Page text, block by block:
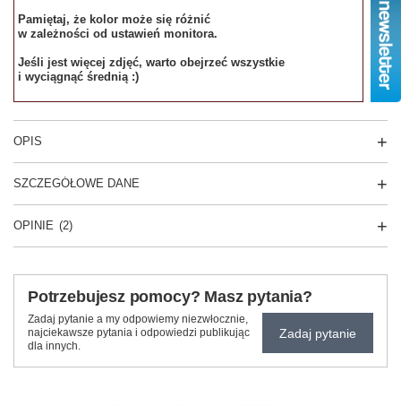
Pamiętaj, że kolor może się różnić
w zależności od ustawień monitora.
Jeśli jest więcej zdjęć, warto obejrzeć wszystkie
i wyciągnąć średnią :)
OPIS
SZCZEGÓŁOWE DANE
OPINIE (2)
Potrzebujesz pomocy? Masz pytania?
Zadaj pytanie a my odpowiemy niezwłocznie,
najciekawsze pytania i odpowiedzi publikując
dla innych.
Zadaj pytanie